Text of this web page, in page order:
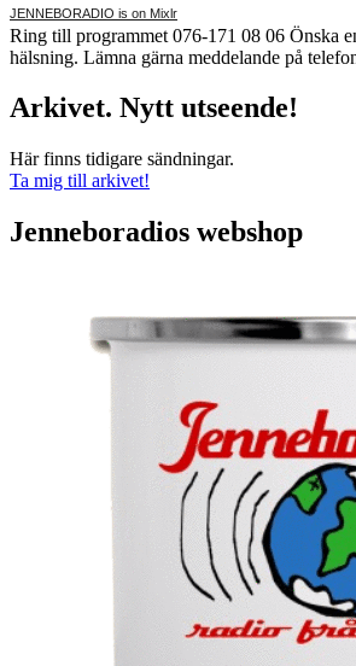
JENNEBORADIO is on Mixlr
Ring till programmet 076-171 08 06 Önska
hälsning. Lämna gärna meddelande på
Arkivet. Nytt utseende!
Här finns tidigare sändningar.
Ta mig till arkivet!
Jenneboradios webshop